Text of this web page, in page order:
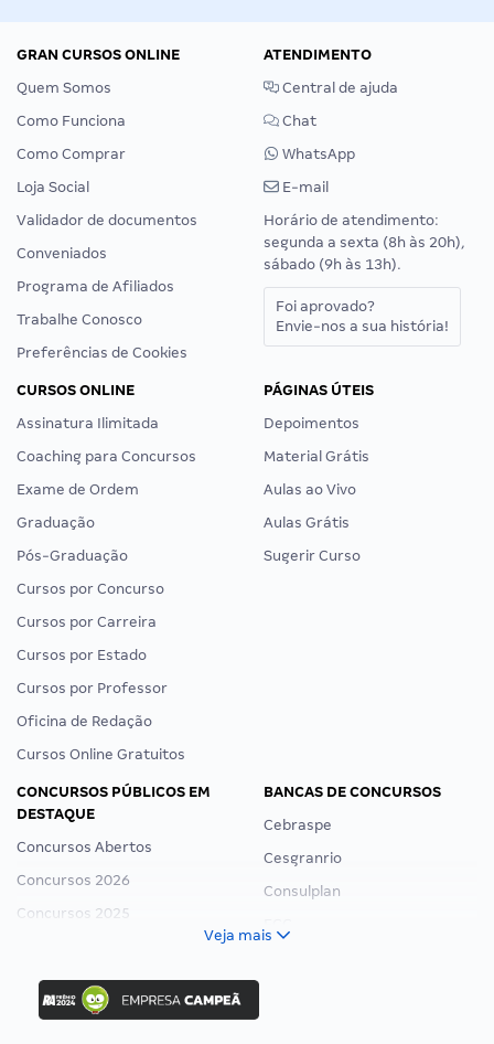
GRAN CURSOS ONLINE
Quem Somos
Como Funciona
Como Comprar
Loja Social
Validador de documentos
Conveniados
Programa de Afiliados
Trabalhe Conosco
Preferências de Cookies
ATENDIMENTO
Central de ajuda
Chat
WhatsApp
E-mail
Horário de atendimento:
segunda a sexta (8h às 20h),
sábado (9h às 13h).
Foi aprovado?
Envie-nos a sua história!
CURSOS ONLINE
Assinatura Ilimitada
Coaching para Concursos
Exame de Ordem
Graduação
Pós-Graduação
Cursos por Concurso
Cursos por Carreira
Cursos por Estado
Cursos por Professor
Oficina de Redação
Cursos Online Gratuitos
PÁGINAS ÚTEIS
Depoimentos
Material Grátis
Aulas ao Vivo
Aulas Grátis
Sugerir Curso
CONCURSOS PÚBLICOS EM
DESTAQUE
Concursos Abertos
Concursos 2026
Concursos 2025
Concurso Ibama
Concurso MPU
BANCAS DE CONCURSOS
Cebraspe
Cesgranrio
Consulplan
Veja mais